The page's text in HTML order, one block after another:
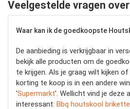
Veelgestelde vragen
Waar kan ik de goedkoopste
De aanbieding is verkrijgbaar in
bekijk alle producten om de
te krijgen. Als je graag wilt kijken
korting te koop is in een andere
'Supermarkt'. Wellicht vind je deze
interessant: Bbq houtskool